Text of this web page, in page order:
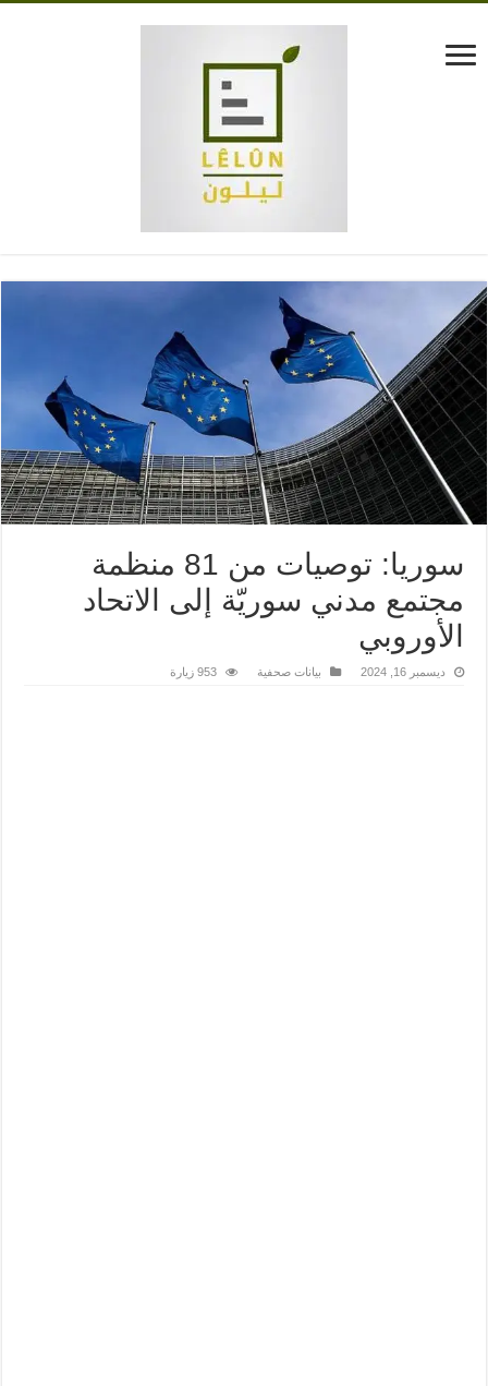
سوريا: توصيات من 81 منظمة
مجتمع مدني سوريّة إلى الاتحاد
الأوروبي
ديسمبر 16, 2024 بيانات صحفية 953 زيارة